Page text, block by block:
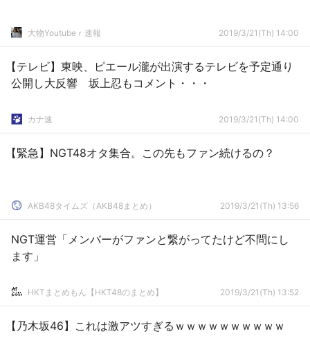
大物Youtubeｒ速報 2019/3/21(Th) 14:00
【テレビ】東映、ピエール瀧が出演するテレビを予定通り
公開し大反響 坂上忍もコメント・・・
カナ速 2019/3/21(Th) 14:00
【緊急】NGT48オタ集合。この先もファン続けるの？
AKB48タイムズ（AKB48まとめ） 2019/3/21(Th) 13:56
NGT運営「メンバーがファンと繋がってたけど不問にし
ます」
HKTまとめもん【HKT48のまとめ】 2019/3/21(Th) 13:52
【乃木坂46】これは激アツすぎるｗｗｗｗｗｗｗｗｗｗ